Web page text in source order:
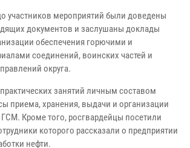
участников мероприятий были доведены
документов и заслушаны доклады
обеспечения горючими и
соединений, воинских частей и
округа.
занятий личным составом
приема, хранения, выдачи и организации
ГСМ. Кроме того, росгвардейцы посетили
которого рассказали о предприятии
нефти.